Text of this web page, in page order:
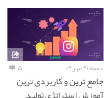
جمعه ۲۱ مهر ۰۲ ۵
جامع ترین و کاربردی ترین